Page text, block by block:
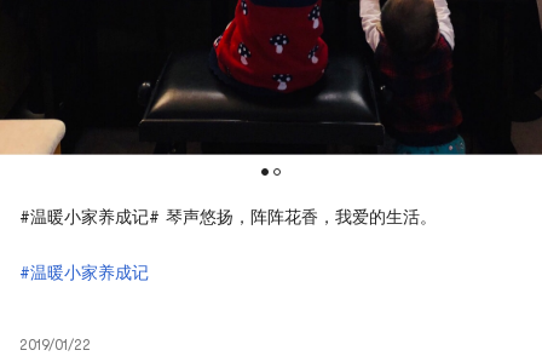
#温暖小家养成记# 琴声悠扬，阵阵花香，我爱的生活。
#温暖小家养成记
2019/01/22